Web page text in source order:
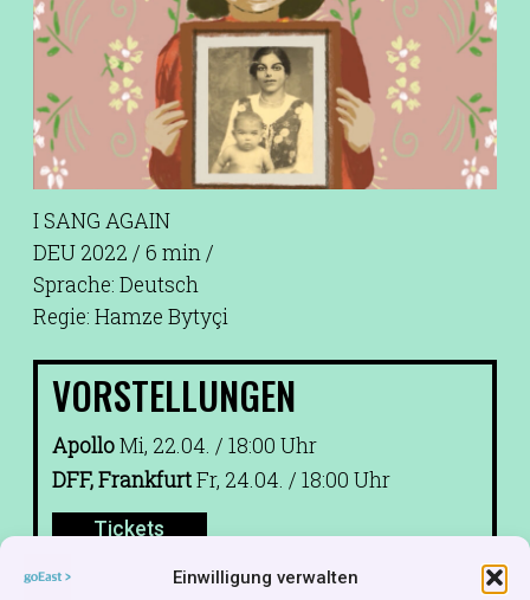
Einwilligung verwalten
I SANG AGAIN
DEU 2022 / 6 min /
Sprache: Deutsch
Regie: Hamze Bytyçi
VORSTELLUNGEN
ApolloMi, 22.04. / 18:00 Uhr
DFF, FrankfurtFr, 24.04. / 18:00 Uhr
Tickets